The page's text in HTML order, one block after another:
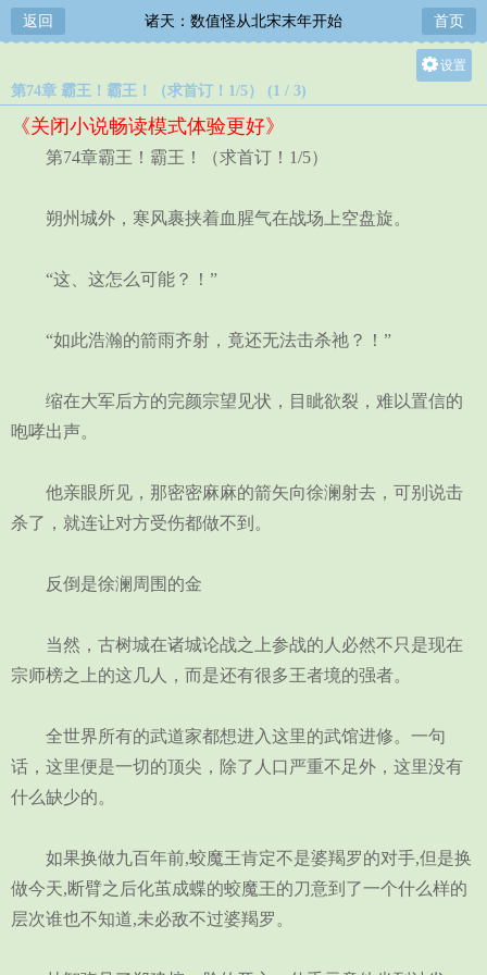
返回 诸天：数值怪从北宋末年开始 首页
设置
第74章 霸王！霸王！（求首订！1/5） (1 / 3)
《关闭小说畅读模式体验更好》
第74章霸王！霸王！（求首订！1/5）
朔州城外，寒风裹挟着血腥气在战场上空盘旋。
“这、这怎么可能？！”
“如此浩瀚的箭雨齐射，竟还无法击杀祂？！”
缩在大军后方的完颜宗望见状，目眦欲裂，难以置信的
咆哮出声。
他亲眼所见，那密密麻麻的箭矢向徐澜射去，可别说击
杀了，就连让对方受伤都做不到。
反倒是徐澜周围的金
当然，古树城在诸城论战之上参战的人必然不只是现在
宗师榜之上的这几人，而是还有很多王者境的强者。
全世界所有的武道家都想进入这里的武馆进修。一句
话，这里便是一切的顶尖，除了人口严重不足外，这里没有
什么缺少的。
如果换做九百年前,蛟魔王肯定不是婆羯罗的对手,但是换
做今天,断臂之后化茧成蝶的蛟魔王的刀意到了一个什么样的
层次谁也不知道,未必敌不过婆羯罗。